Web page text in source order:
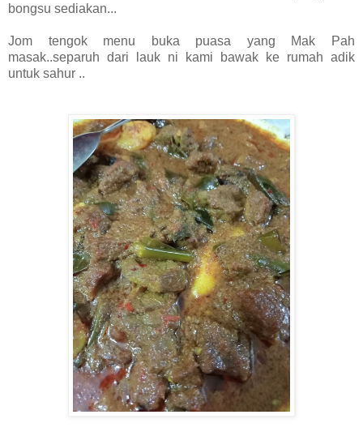
bongsu sediakan...
Jom tengok menu buka puasa yang Mak Pah
masak..separuh dari lauk ni kami bawak ke rumah adik
untuk sahur ..